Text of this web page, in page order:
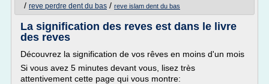
/ reve perdre dent du bas / reve islam dent du bas
La signification des reves est dans le livre
des reves
Découvrez la signification de vos rêves en moins d'un mois
Si vous avez 5 minutes devant vous, lisez très
attentivement cette page qui vous montre: